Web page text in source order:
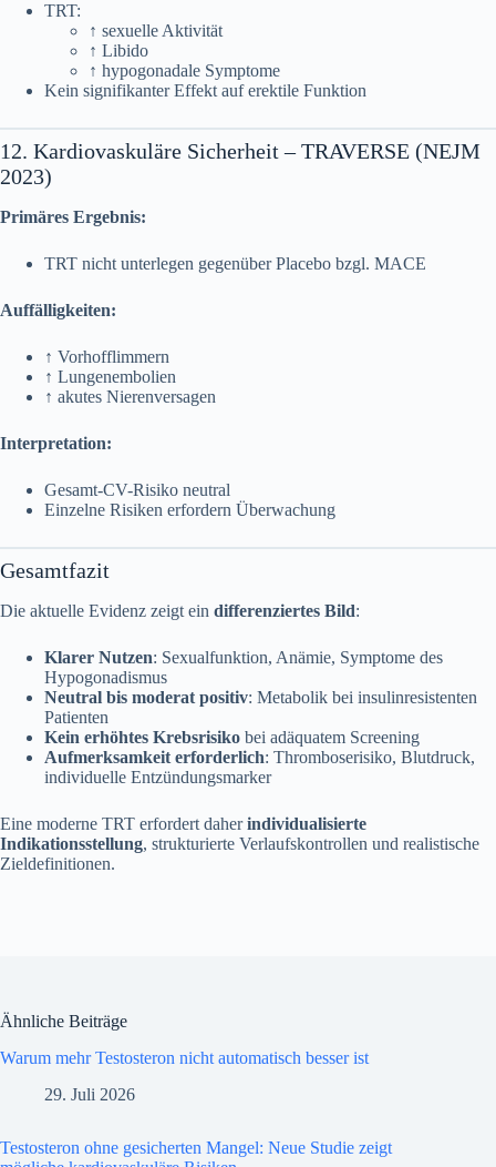
TRT:
↑ sexuelle Aktivität
↑ Libido
↑ hypogonadale Symptome
Kein signifikanter Effekt auf erektile Funktion
12. Kardiovaskuläre Sicherheit – TRAVERSE (NEJM
2023)
Primäres Ergebnis:
TRT nicht unterlegen gegenüber Placebo bzgl. MACE
Auffälligkeiten:
↑ Vorhofflimmern
↑ Lungenembolien
↑ akutes Nierenversagen
Interpretation:
Gesamt-CV-Risiko neutral
Einzelne Risiken erfordern Überwachung
Gesamtfazit
Die aktuelle Evidenz zeigt ein differenziertes Bild:
Klarer Nutzen: Sexualfunktion, Anämie, Symptome des
Hypogonadismus
Neutral bis moderat positiv: Metabolik bei insulinresistenten
Patienten
Kein erhöhtes Krebsrisiko bei adäquatem Screening
Aufmerksamkeit erforderlich: Thromboserisiko, Blutdruck,
individuelle Entzündungsmarker
Eine moderne TRT erfordert daherindividualisierte
Indikationsstellung, strukturierte Verlaufskontrollen und realistische
Zieldefinitionen.
Ähnliche Beiträge
Warum mehr Testosteron nicht automatisch besser ist
29. Juli 2026
Testosteron ohne gesicherten Mangel: Neue Studie zeigt